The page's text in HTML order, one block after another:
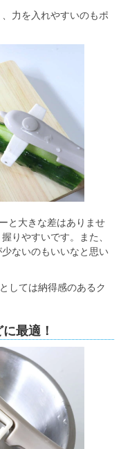
力を入れやすいのもポ
と大きな差はありませ
りやすいです。また、
ないのもいいなと思い
しては納得感のあるク
最適！